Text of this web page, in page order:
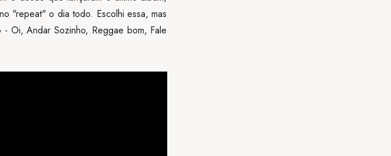
"repeat" o dia todo. Escolhi essa, mas
- Oi, Andar Sozinho, Reggae bom, Fale